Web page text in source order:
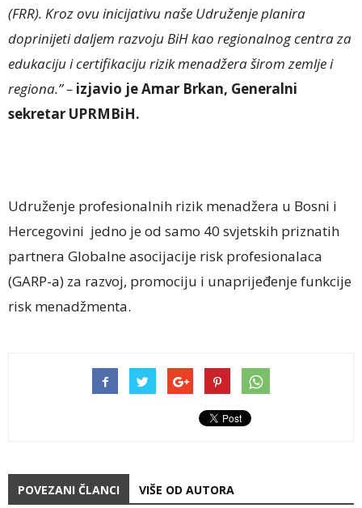
(FRR). Kroz ovu inicijativu naše Udruženje planira
doprinijeti daljem razvoju BiH kao regionalnog centra za
edukaciju i certifikaciju rizik menadžera širom zemlje i
regiona.” – izjavio je Amar Brkan, Generalni
sekretar UPRMBiH.
Udruženje profesionalnih rizik menadžera u Bosni i
Hercegovini jedno je od samo 40 svjetskih priznatih
partnera Globalne asocijacije risk profesionalaca
(GARP-a) za razvoj, promociju i unaprijeđenje funkcije
risk menadžmenta.
POVEZANI ČLANCI VIŠE OD AUTORA